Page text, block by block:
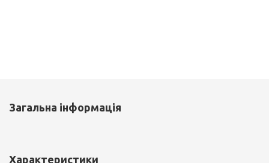
Загальна інформація
Характеристики